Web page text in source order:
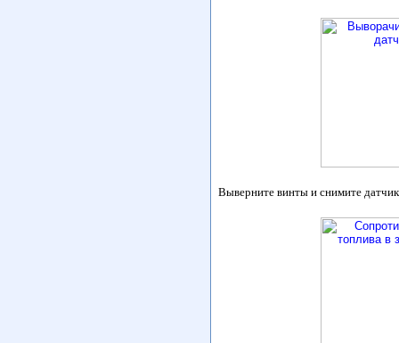
Выверните винты и снимите